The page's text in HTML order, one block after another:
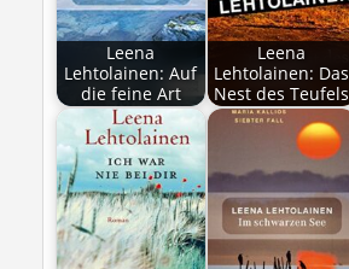
Leena
Lehtolainen: Auf
die feine Art
Leena
Lehtolainen: Das
Nest des Teufels